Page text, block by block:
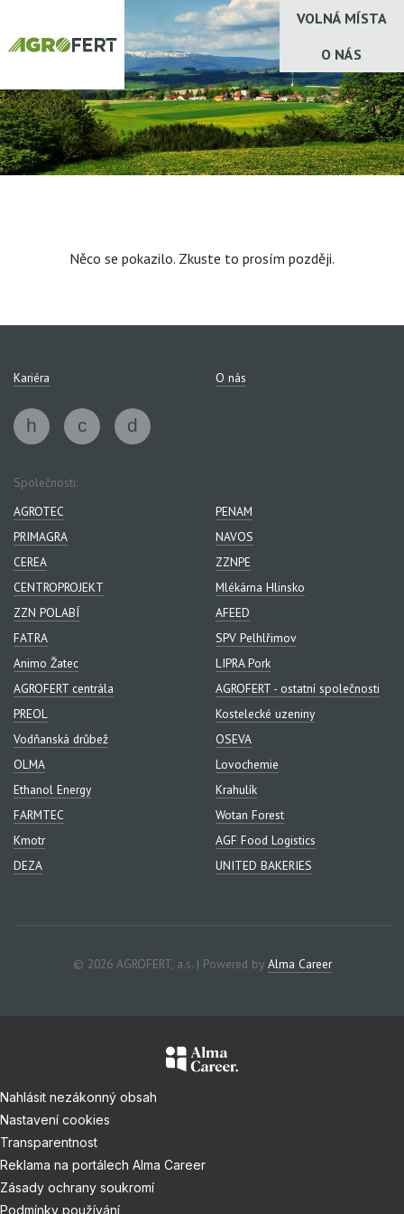
VOLNÁ MÍSTA
O NÁS
Něco se pokazilo. Zkuste to prosím později.
Kariéra O nás
Společnosti:
AGROTEC
PENAM
PRIMAGRA
NAVOS
CEREA
ZZNPE
CENTROPROJEKT
Mlékárna Hlinsko
ZZN POLABÍ
AFEED
FATRA
SPV Pelhlřimov
Animo Žatec
LIPRA Pork
AGROFERT centrála
AGROFERT - ostatní společnosti
PREOL
Kostelecké uzeniny
Vodňanská drůbež
OSEVA
OLMA
Lovochemie
Ethanol Energy
Krahulík
FARMTEC
Wotan Forest
Kmotr
AGF Food Logistics
DEZA
UNITED BAKERIES
© 2026 AGROFERT, a.s. | Powered by Alma Career
Nahlásit nezákonný obsah
Nastavení cookies
Transparentnost
Reklama na portálech Alma Career
Zásady ochrany soukromí
Podmínky používání